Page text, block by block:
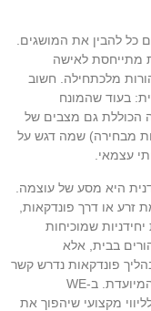
כל להבין את המושגים.
מתייחסת לאישה
מלכתחילה. חשוב
בעוד שהמונח
הכוללת גם מצבים של
מבחירה) שמה דגש על
עצמאי.
היא מסע של עוצמה.
זרע או דרך פונדקאות,
שמוכיחות
בבית, אלא
פונדקאות נדרש קשר
גנטי לילד ולכן הביציות חייבות להיות של האם המיועדת. ב-WE
מקצועי שיהפוך את